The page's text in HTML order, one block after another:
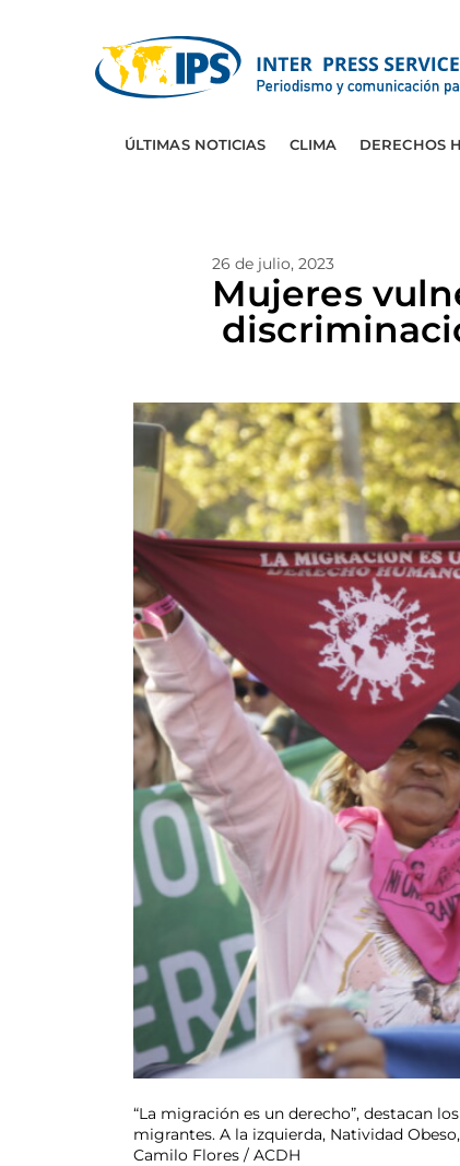
ÚLTIMAS NOTICIAS CLIMA DERECHOS
26 de julio, 2023
Mujeres
“La migración es un derecho”, destacan
migrantes. A la izquierda, Natividad
Camilo Flores / ACDH